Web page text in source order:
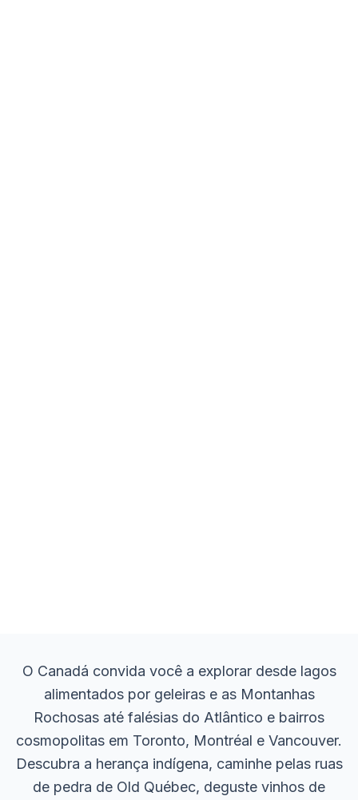
O Canadá convida você a explorar desde lagos
alimentados por geleiras e as Montanhas
Rochosas até falésias do Atlântico e bairros
cosmopolitas em Toronto, Montréal e Vancouver.
Descubra a herança indígena, caminhe pelas ruas
de pedra de Old Québec, deguste vinhos de